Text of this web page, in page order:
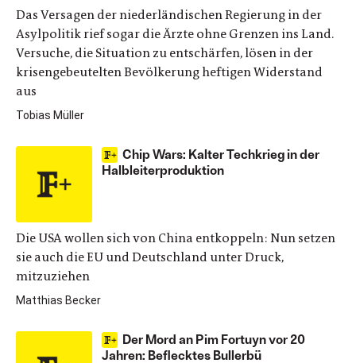
Das Versagen der niederländischen Regierung in der
Asylpolitik rief sogar die Ärzte ohne Grenzen ins Land.
Versuche, die Situation zu entschärfen, lösen in der
krisengebeutelten Bevölkerung heftigen Widerstand
aus
Tobias Müller
Chip Wars: Kalter Techkrieg in der
Halbleiterproduktion
Die USA wollen sich von China entkoppeln: Nun setzen
sie auch die EU und Deutschland unter Druck,
mitzuziehen
Matthias Becker
Der Mord an Pim Fortuyn vor 20
Jahren: Beflecktes Bullerbü